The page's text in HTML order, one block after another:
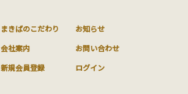
まきばのこだわり
お知らせ
会社案内
お問い合わせ
新規会員登録 ログイン